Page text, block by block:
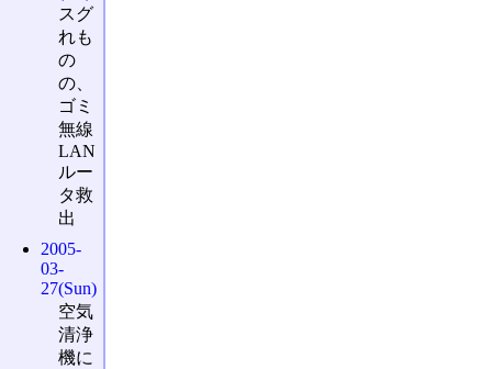
スグ
れも
の
の、
ゴミ
無線
LAN
ルー
タ救
出
2005-
03-
27(Sun)
空気
清浄
機に